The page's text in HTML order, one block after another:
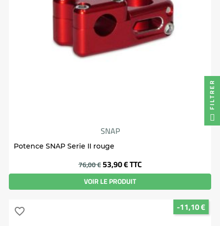
SNAP
Potence SNAP Serie II rouge
76,00 €Prix
53,90 €TTC
VOIR LE PRODUIT
-11,10 €
favorite_border
FILTRER